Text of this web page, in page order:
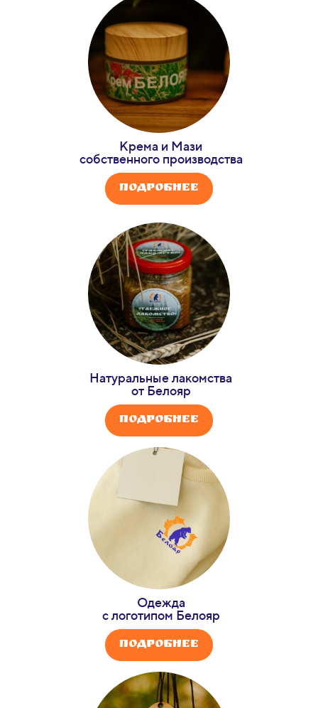
Крема и Мази
собственного производства
Подробнее
Натуральные лакомства
от Белояр
Подробнее
Одежда
с логотипом Белояр
Подробнее